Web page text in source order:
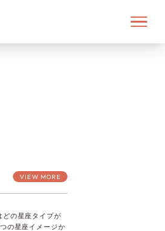
VIEW MORE
どの星座タイプが
の星座イメージか